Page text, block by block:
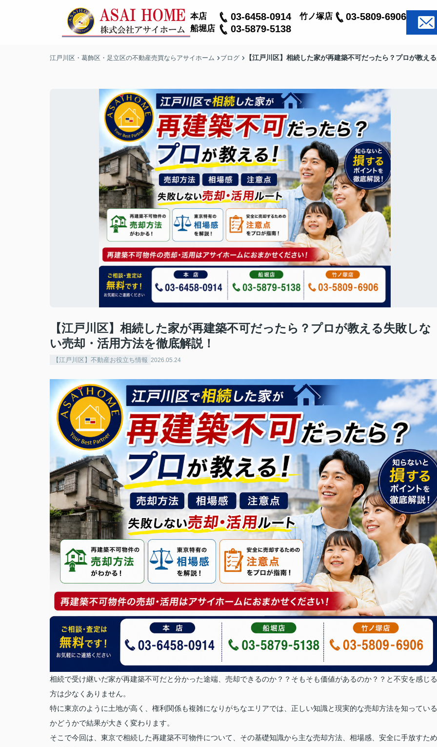
本店 03-6458-0914 竹ノ塚店 03-5809-6906
船堀店 03-5879-5138
江戸川区・葛飾区・足立区の不動産売買ならアサイホーム ブログ 【江戸川区】相続した家が再建築不可だったら？プロが教え
【江戸川区】相続した家が再建築不可だったら？プロが教える失敗しな
い売却・活用方法を徹底解説！
【江戸川区】不動産お役立ち情報 2026.05.24
相続で受け継いだ家が再建築不可だと分かった途端、売却できるのか？？そもそも価値があるのか？？と不安を感じる
方は少なくありません。
特に東京のように土地が高く、権利関係も複雑になりがちなエリアでは、正しい知識と現実的な売却方法を知っている
かどうかで結果が大きく変わります。
そこで今回は、東京で相続した再建築不可物件について、その基礎知識から主な売却方法、相場感、安全に手放すため